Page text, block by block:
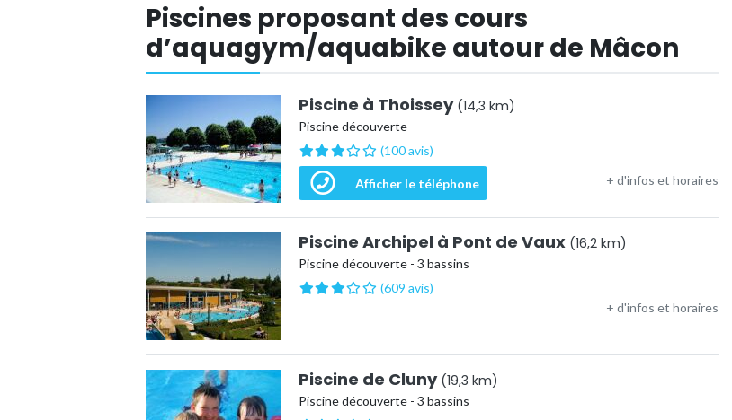
Piscines proposant des cours
d’aquagym/aquabike autour de Mâcon
Piscine à Thoissey (14,3 km)
Piscine découverte
(100 avis)
Afficher le téléphone + d'infos et horaires
Piscine Archipel à Pont de Vaux (16,2 km)
Piscine découverte - 3 bassins
(609 avis)
+ d'infos et horaires
Piscine de Cluny (19,3 km)
Piscine découverte - 3 bassins